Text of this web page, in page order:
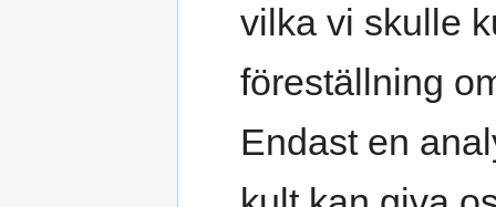
vilka vi skulle
föreställning
Endast en